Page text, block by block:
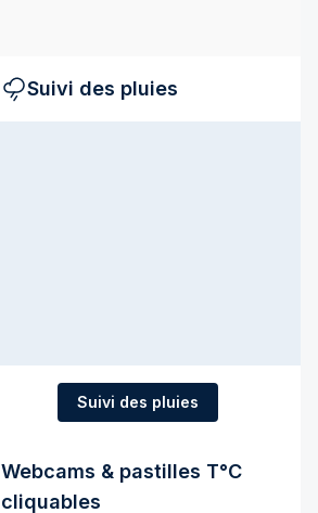
Suivi des pluies
Suivi des pluies
Webcams & pastilles T°C
cliquables